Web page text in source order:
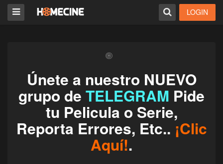
LOGIN
Únete a nuestro NUEVO
grupo de TELEGRAM Pide
tu Pelicula o Serie,
Reporta Errores, Etc.. ¡Clic
Aquí!.